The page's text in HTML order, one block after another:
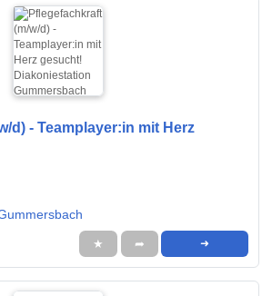
d) - Teamplayer:in mit Herz
★ ➦ ➜